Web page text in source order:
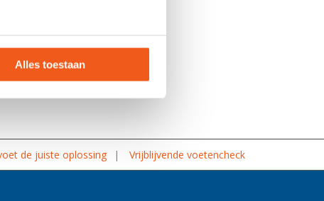
Alles toestaan
de juiste oplossing Vrijblijvende voetencheck